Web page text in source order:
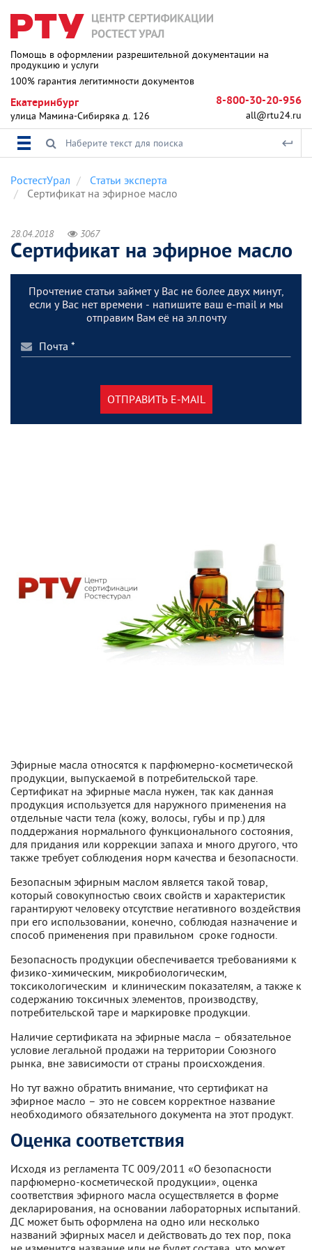
Помощь в оформлении разрешительной документации на
продукцию и услуги
100% гарантия легитимности документов
Екатеринбург
улица Мамина-Сибиряка д. 126
8-800-30-20-956
all@rtu24.ru
РостестУрал
Статьи эксперта
Сертификат на эфирное масло
28.04.2018 3067
Сертификат на эфирное масло
Прочтение статьи займет у Вас не более двух минут,
если у Вас нет времени - напишите ваш e-mail и мы
отправим Вам её на эл.почту
ОТПРАВИТЬ E-MAIL
Эфирные масла относятся к парфюмерно-косметической
продукции, выпускаемой в потребительской таре.
Сертификат на эфирные масла нужен, так как данная
продукция используется для наружного применения на
отдельные части тела (кожу, волосы, губы и пр.) для
поддержания нормального функционального состояния,
для придания или коррекции запаха и много другого, что
также требует соблюдения норм качества и безопасности.
Безопасным эфирным маслом является такой товар,
который совокупностью своих свойств и характеристик
гарантируют человеку отсутствие негативного воздействия
при его использовании, конечно, соблюдая назначение и
способ применения при правильном сроке годности.
Безопасность продукции обеспечивается требованиями к
физико-химическим, микробиологическим,
токсикологическим и клиническим показателям, а также к
содержанию токсичных элементов, производству,
потребительской таре и маркировке продукции.
Наличие сертификата на эфирные масла – обязательное
условие легальной продажи на территории Союзного
рынка, вне зависимости от страны происхождения.
Но тут важно обратить внимание, что сертификат на
эфирное масло – это не совсем корректное название
необходимого обязательного документа на этот продукт.
Оценка соответствия
Исходя из регламента ТС 009/2011 «О безопасности
парфюмерно-косметической продукции», оценка
соответствия эфирного масла осуществляется в форме
декларирования, на основании лабораторных испытаний.
ДС может быть оформлена на одно или несколько
названий эфирных масел и действовать до тех пор, пока